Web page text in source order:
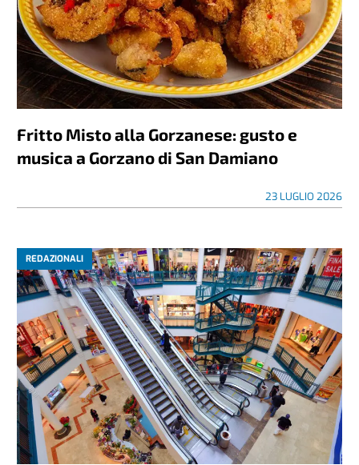
Fritto Misto alla Gorzanese: gusto e
musica a Gorzano di San Damiano
23 LUGLIO 2026
REDAZIONALI